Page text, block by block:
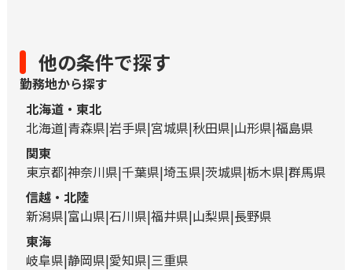
他の条件で探す
勤務地から探す
北海道・東北
北海道 青森県 岩手県 宮城県 秋田県 山形県 福島県
関東
東京都 神奈川県 千葉県 埼玉県 茨城県 栃木県 群馬県
信越・北陸
新潟県 富山県 石川県 福井県 山梨県 長野県
東海
岐阜県 静岡県 愛知県 三重県